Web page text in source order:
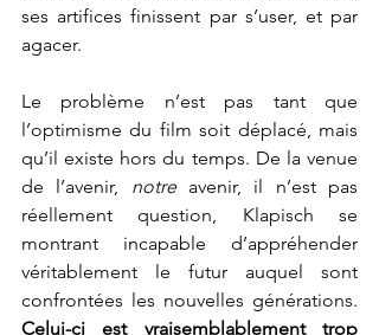
ses artifices finissent par s’user, et par
agacer.
Le problème n’est pas tant que
l’optimisme du film soit déplacé, mais
qu’il existe hors du temps. De la venue
de l’avenir, notre avenir, il n’est pas
réellement question, Klapisch se
montrant incapable d’appréhender
véritablement le futur auquel sont
Celui-ci est vraisemblablement trop